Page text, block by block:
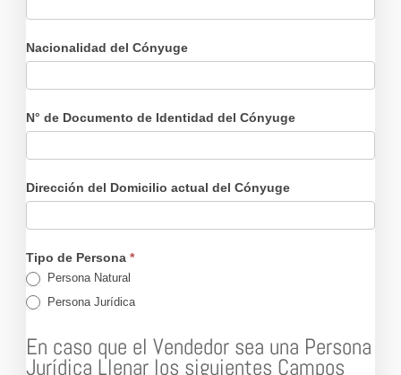
Nacionalidad del Cónyuge
N° de Documento de Identidad del Cónyuge
Dirección del Domicilio actual del Cónyuge
Tipo de Persona*
Persona Natural
Persona Jurídica
En caso que el Vendedor sea una Persona
Jurídica Llenar los siguientes Campos